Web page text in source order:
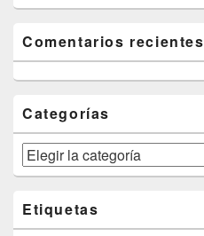
Comentarios recientes
Categorías
Categorías
Etiquetas